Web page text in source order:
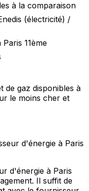
à la comparaison
(électricité) /
11ème
de gaz disponibles à
le moins cher et
d'énergie à Paris
d'énergie à Paris
Il suffit de